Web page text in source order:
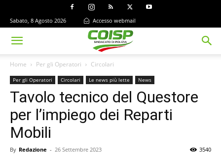
Sabato, 8 Agosto 2026 Accesso webmail
Home Per gli Operatori Circolari
Per gli Operatori Circolari Le news più lette News
Tavolo tecnico del Questore
per l’impiego dei Reparti
Mobili
By Redazione - 26 Settembre 2023 3540